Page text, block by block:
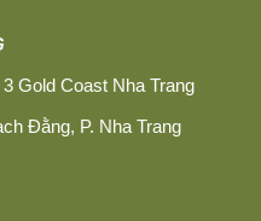
Gold Coast Nha Trang
Đằng, P. Nha Trang